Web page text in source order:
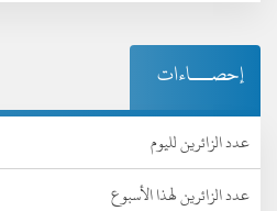
إحصـــاءات
عدد الزائرين لليوم
عدد الزائرين لهذا الأسبوع